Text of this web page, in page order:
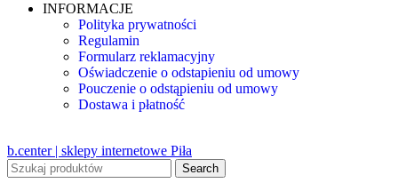
INFORMACJE
Polityka prywatności
Regulamin
Formularz reklamacyjny
Oświadczenie o odstapieniu od umowy
Pouczenie o odstąpieniu od umowy
Dostawa i płatność
b.center | sklepy internetowe Piła
Search